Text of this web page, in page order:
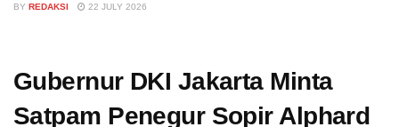
BY REDAKSI 22 JULY 2026
Gubernur DKI Jakarta Minta
Satpam Penegur Sopir Alphard